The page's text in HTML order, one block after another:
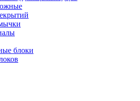
блоки